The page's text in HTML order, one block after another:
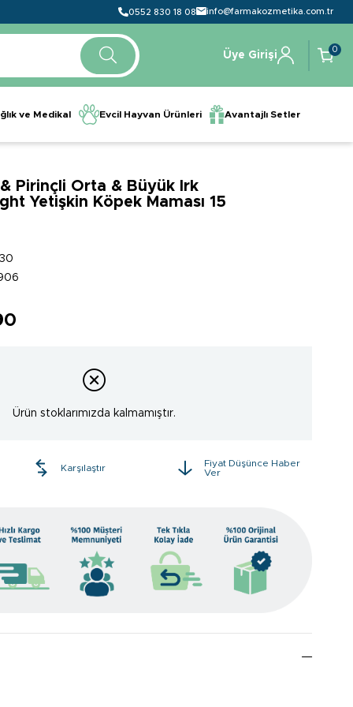
0552 830 18 08 info@farmakozmetika.com.tr
Üye Girişi
0
ve Medikal Evcil Hayvan Ürünleri Avantajlı Setler
Pirinçli Orta & Büyük Irk
Yetişkin Köpek Maması 15
Ürün stoklarımızda kalmamıştır.
Karşılaştır
Fiyat Düşünce Haber
Ver